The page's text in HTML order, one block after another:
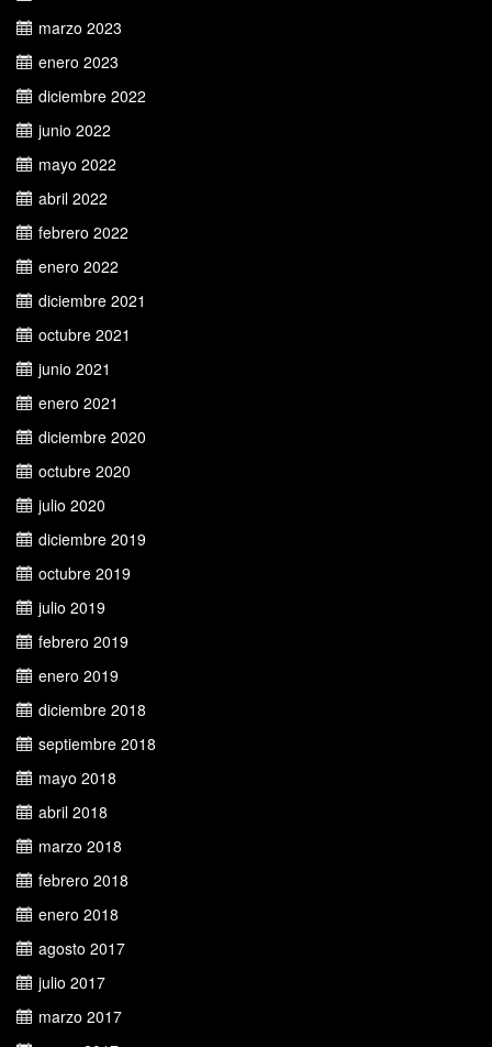
marzo 2023
enero 2023
diciembre 2022
junio 2022
mayo 2022
abril 2022
febrero 2022
enero 2022
diciembre 2021
octubre 2021
junio 2021
enero 2021
diciembre 2020
octubre 2020
julio 2020
diciembre 2019
octubre 2019
julio 2019
febrero 2019
enero 2019
diciembre 2018
septiembre 2018
mayo 2018
abril 2018
marzo 2018
febrero 2018
enero 2018
agosto 2017
julio 2017
marzo 2017